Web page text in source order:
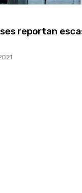
reportan